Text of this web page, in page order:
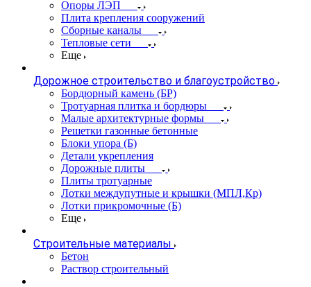
Опоры ЛЭП
Плита крепления сооружений
Сборные каналы
Тепловые сети
Еще
Дорожное строительство и благоустройство
Бордюрный камень (БР)
Тротуарная плитка и бордюры
Малые архитектурные формы
Решетки газонные бетонные
Блоки упора (Б)
Детали укрепления
Дорожные плиты
Плиты тротуарные
Лотки междупутные и крышки (МПЛ,Кр)
Лотки прикромочные (Б)
Еще
Строительные материалы
Бетон
Раствор строительный